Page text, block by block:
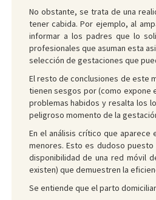
No obstante, se trata de una
tener cabida. Por ejemplo, al
informar a los padres que lo
profesionales que asuman esta
selección de gestaciones que
El resto de conclusiones de este
tienen sesgos por (como expone
problemas habidos y resalta los
peligroso momento de la
En el análisis crítico que aparece
menores. Esto es dudoso
disponibilidad de una red móvil
existen) que demuestren la
Se entiende que el parto